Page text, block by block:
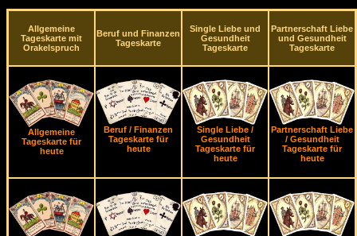
Allgemeine
Tageskarte mit
Orakelspruch
Beruf und Finanzen
Tageskarte
Single Liebe und
Gesundheit
Tageskarte
Partnerschaft Liebe
und Gesundheit
Tageskarte
Allgemeine
Tageskarte für
heute
Beruf / Finanzen
Tageskarte für
heute
Single Liebe /
Gesundheit
Tageskarte für
heute
Partnerschaft Liebe
/ Gesundheit
Tageskarte für
heute